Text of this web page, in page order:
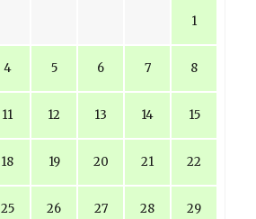
1
4 5 6 7 8
11 12 13 14 15
18 19 20 21 22
25 26 27 28 29